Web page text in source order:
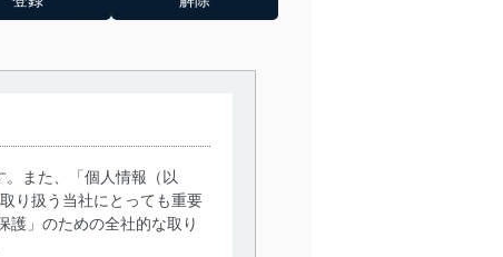
また、「個人情報（以
り扱う当社にとっても重要
護」のための全社的な取り